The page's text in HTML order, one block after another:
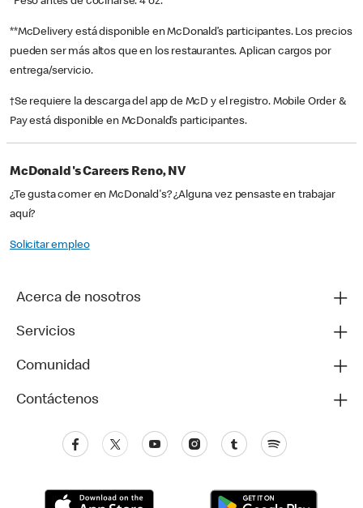
**McDelivery está disponible en McDonald’s participantes. Los precios
pueden ser más altos que en los restaurantes. Aplican cargos por
entrega/servicio.
†Se requiere la descarga del app de McD y el registro. Mobile Order &
Pay está disponible en McDonald’s participantes.
McDonald's Careers Reno, NV
¿Te gusta comer en McDonald's? ¿Alguna vez pensaste en trabajar
aquí?
Solicitar empleo
Acerca de nosotros
Servicios
Comunidad
Contáctenos